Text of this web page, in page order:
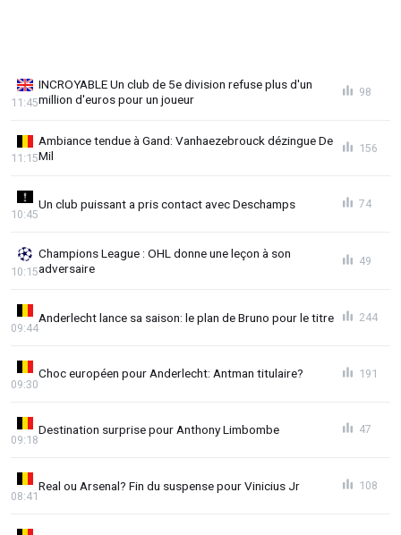
INCROYABLE Un club de 5e division refuse plus d'un
million d'euros pour un joueur
11:45
98
Ambiance tendue à Gand: Vanhaezebrouck dézingue De
Mil
11:15
156
Un club puissant a pris contact avec Deschamps
10:45
74
Champions League : OHL donne une leçon à son
adversaire
10:15
49
Anderlecht lance sa saison: le plan de Bruno pour le titre
09:44
244
Choc européen pour Anderlecht: Antman titulaire?
09:30
191
Destination surprise pour Anthony Limbombe
09:18
47
Real ou Arsenal? Fin du suspense pour Vinicius Jr
08:41
108